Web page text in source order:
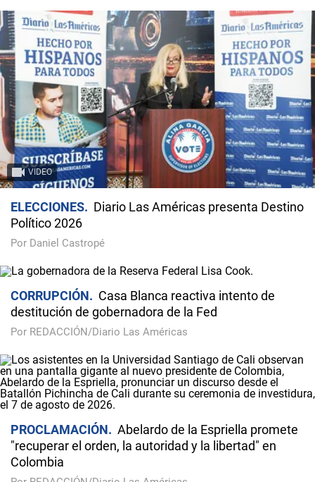
VIDEO
ELECCIONES
Diario Las Américas presenta Destino
Político 2026
Por Daniel Castropé
CORRUPCIÓN
Casa Blanca reactiva intento de
destitución de gobernadora de la Fed
Por REDACCIÓN/Diario Las Américas
PROCLAMACIÓN
Abelardo de la Espriella promete
"recuperar el orden, la autoridad y la libertad" en
Colombia